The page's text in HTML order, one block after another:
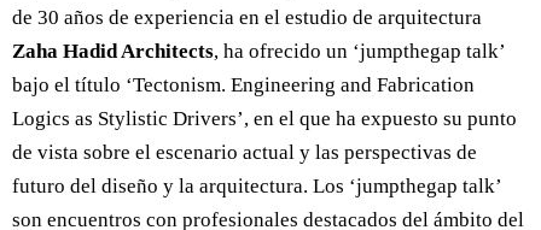
de 30 años de experiencia en el estudio de arquitectura
Zaha Hadid Architects, ha ofrecido un ‘jumpthegap talk’
bajo el título ‘Tectonism. Engineering and Fabrication
Logics as Stylistic Drivers’, en el que ha expuesto su punto
de vista sobre el escenario actual y las perspectivas de
futuro del diseño y la arquitectura. Los ‘jumpthegap talk’
son encuentros con profesionales destacados del ámbito del